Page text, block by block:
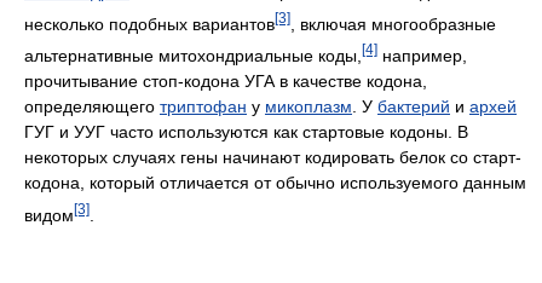
несколько подобных вариантов[3]
, включая многообразные
альтернативные митохондриальные коды, [4] например,
прочитывание стоп-кодона УГА в качестве кодона,
определяющего триптофан у микоплазм . У бактерий и архей
ГУГ и УУГ часто используются как стартовые кодоны. В
некоторых случаях гены начинают кодировать белок со старт-
кодона, который отличается от обычно используемого данным
видом[3]